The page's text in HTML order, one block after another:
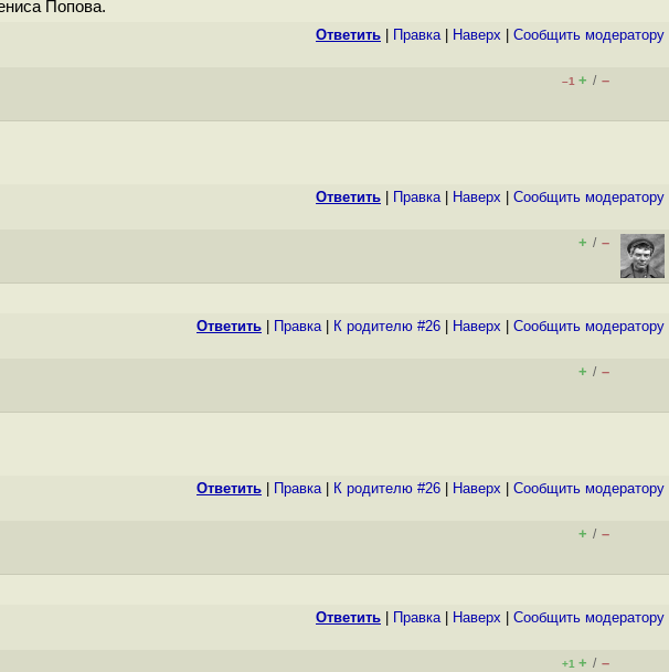
Попова.
Ответить Правка| Наверх Cообщить модератору
–1 + / –
Ответить Правка| Наверх Cообщить модератору
+ / –
Ответить Правка| К родителю #26 Наверх Cообщить модератору
+ / –
Ответить Правка| К родителю #26 Наверх Cообщить модератору
+ / –
Ответить Правка| Наверх Cообщить модератору
+1 + / –